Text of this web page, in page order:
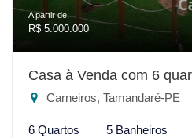
A partir de:
R$ 5.000.000
Casa à Venda com 6
Carneiros, Tamandaré-PE
6 Quartos 5 Banheiros